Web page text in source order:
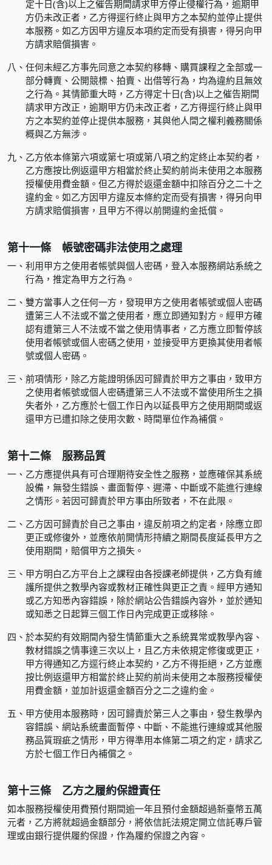
定十日(含)以上之催告期間請求甲方停止侵權行為，逾期甲
方仍未改正者，乙方得逕行終止與甲方之本契約並停止提供
本服務。如乙方因甲方違反本項約定而受有損害，得另向甲
方請求賠償損害。
八、 任何未經乙方事先同意之本契約移轉、購買課程之全部或一
部分轉賣、公開競標、拍賣、出借等行為，均為違約且無效
之行為。其情節重大時，乙方得定十日(含)以上之催告期間
請求甲方改正，逾期甲方仍未改正者，乙方得逕行終止與甲
方之本契約並停止提供本服務，其與他人間之權利義務關係
概與乙方無涉。
九、 乙方依本條第六項或第七項或第八項之約定終止本契約者，
乙方應按比例返還甲方相當於終止契約前尚未使用之本服務
授權使用費金額。但乙方得於返還金額中扣除百分之二十之
違約金。如乙方因甲方違反本條約定而受有損害，得另向甲
方請求賠償損害，且甲方不得以前開違約金抵償。
第十一條 帳號密碼非法使用之處理
一、 利用甲方之使用者帳號與個人密碼，登入本服務網站系統之
行為，推定為甲方之行為。
二、 雙方當事人之任何一方，發現甲方之使用者帳號或個人密碼
遭第三人不法或不當之使用者，應立即通知對方。經甲方確
認有遭第三人不法或不當之使用情事者，乙方應立即暫停該
使用者帳號或個人密碼之使用，並接受甲方更換其使用者帳
號或個人密碼。
三、 前項情形，除乙方能證明係因可歸責於甲方之事由，致甲方
之使用者帳號或個人密碼遭第三人不法或不當使用所生之損
失者外，乙方應於七個工作日內以延長甲方之使用期間或返
還甲方已遭扣除之使用次數、時間單位作為補償。
第十二條 服務品質
一、 乙方應提供具有可合理期待安全性之服務，並應確保其系統
設備，無發生錯誤、畫面暫停、遲滯、中斷或不能進行連線
之情形。若因可歸責於甲方事由所致者，不在此限。
二、 乙方因可歸責於自己之事由，違反前項之約定者，除應立即
更正或修復外，並應依前開情形持續之期間長度延長甲方之
使用期間，賠償甲方之損失。
三、 甲方明白乙方平台上之課程由各授課老師提供，乙方負有維
護所提供之教學內容或教材正確性與更正之責。經甲方通知
或乙方知悉內容錯誤，除於網站公告錯誤內容外，並於通知
或知悉之日起算三個工作日內完成更正或移除。
四、 於本契約有效期間內發生情節重大之系統異常或教學內容、
教材錯誤之情事達三次以上，且乙方未依規定修復或更正，
甲方得通知乙方逕行終止本契約，乙方不得拒絕，乙方並應
按比例返還甲方相當於終止契約前尚未使用之本服務授權使
用費金額，並加計返還金額百分之二之違約金。
五、 甲方使用本服務時，因可歸責於第三人之事由，發生教學內
容錯誤、網站系統畫面暫停、中斷、不能進行連線或其他服
務品質瑕疵之情形，甲方得準用本條第二項之約定，請求乙
方於七個工作日內補償之。
第十三條 乙方之履約保證責任
如本服務授權使用費預付期間逾一年且預付金額超過新臺幣五萬
元者，乙方將就超過金額部分，將依信託法規定開立信託專戶管
理或由銀行提供履約保證，作為履約保證之內容。